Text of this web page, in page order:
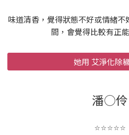
味道清香，覺得狀態不好或情緒
間，會覺得比較有正
她用 艾淨化除
潘○伶
⭐️⭐️⭐️⭐️⭐️